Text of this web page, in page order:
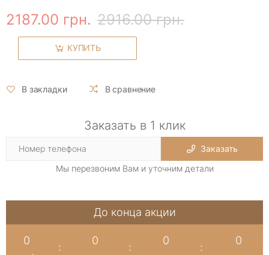
2187.00 грн. 2916.00 грн.
КУПИТЬ
В закладки В сравнение
Заказать в 1 клик
Заказать
Мы перезвоним Вам и уточним детали
До конца акции
0
:
0
:
0
:
0